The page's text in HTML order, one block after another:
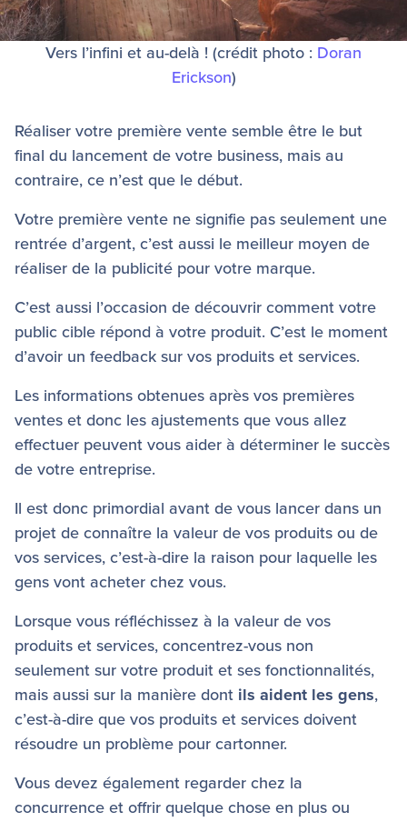
Vers l’infini et au-delà ! (crédit photo : Doran
Erickson)
Réaliser votre première vente semble être le but
final du lancement de votre business, mais au
contraire, ce n’est que le début.
Votre première vente ne signifie pas seulement une
rentrée d’argent, c’est aussi le meilleur moyen de
réaliser de la publicité pour votre marque.
C’est aussi l’occasion de découvrir comment votre
public cible répond à votre produit. C’est le moment
d’avoir un feedback sur vos produits et services.
Les informations obtenues après vos premières
ventes et donc les ajustements que vous allez
effectuer peuvent vous aider à déterminer le succès
de votre entreprise.
Il est donc primordial avant de vous lancer dans un
projet de connaître la valeur de vos produits ou de
vos services, c’est-à-dire la raison pour laquelle les
gens vont acheter chez vous.
Lorsque vous réfléchissez à la valeur de vos
produits et services, concentrez-vous non
seulement sur votre produit et ses fonctionnalités,
mais aussi sur la manière dont ils aident les gens,
c’est-à-dire que vos produits et services doivent
résoudre un problème pour cartonner.
Vous devez également regarder chez la
concurrence et offrir quelque chose en plus ou